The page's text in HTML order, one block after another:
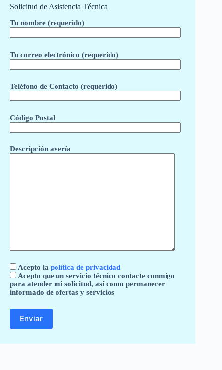
Solicitud de Asistencia Técnica
Tu nombre (requerido)
Tu correo electrónico (requerido)
Teléfono de Contacto (requerido)
Código Postal
Descripción avería
Acepto la política de privacidad
Acepto que un servicio técnico contacte conmigo
para atender mi solicitud, así como permanecer
informado de ofertas y servicios